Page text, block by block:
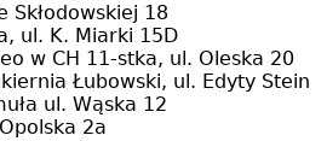
Skłodowskiej 18
ul. K. Miarki 15D
w CH 11-stka, ul. Oleska 20
Łubowski, ul. Edyty Stein
ul. Wąska 12
2a